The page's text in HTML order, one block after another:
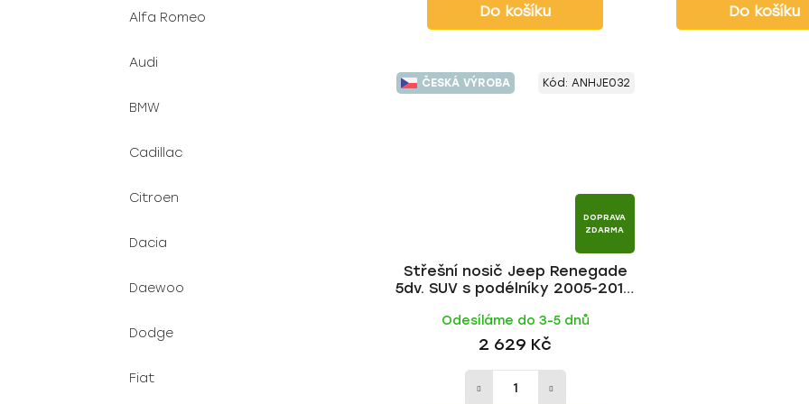
Alfa Romeo
Audi
BMW
Cadillac
Citroen
Dacia
Daewoo
Dodge
Fiat
Do košíku Do košíku
ČESKÁ VÝROBA
DOPRAVA
ZDARMA
Střešní nosič Jeep Renegade
5dv. SUV s podélníky 2005-2013,
Odesíláme do 3-5 dnů
2 629 Kč
Kód: ANHJE032